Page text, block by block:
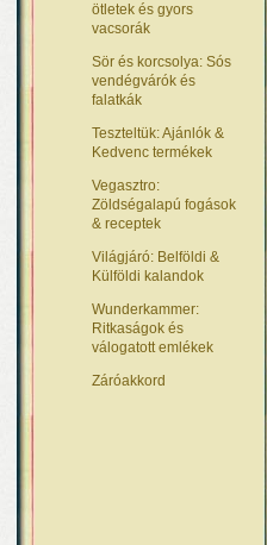
ötletek és gyors
vacsorák
Sör és korcsolya: Sós
vendégvárók és
falatkák
Teszteltük: Ajánlók &
Kedvenc termékek
Vegasztro:
Zöldségalapú fogások
& receptek
Világjáró: Belföldi &
Külföldi kalandok
Wunderkammer:
Ritkaságok és
válogatott emlékek
Záróakkord